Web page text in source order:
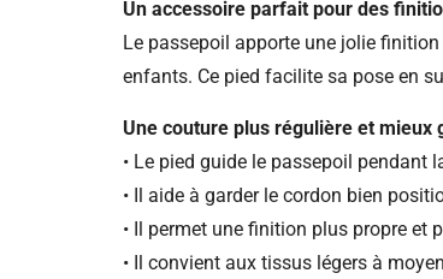
Un accessoire parfait pour des
Le passepoil apporte une jolie
enfants. Ce pied facilite sa pose en
Une couture plus régulière et mieux
• Le pied guide le passepoil pendant
• Il aide à garder le cordon bien
• Il permet une finition plus propre et
• Il convient aux tissus légers à